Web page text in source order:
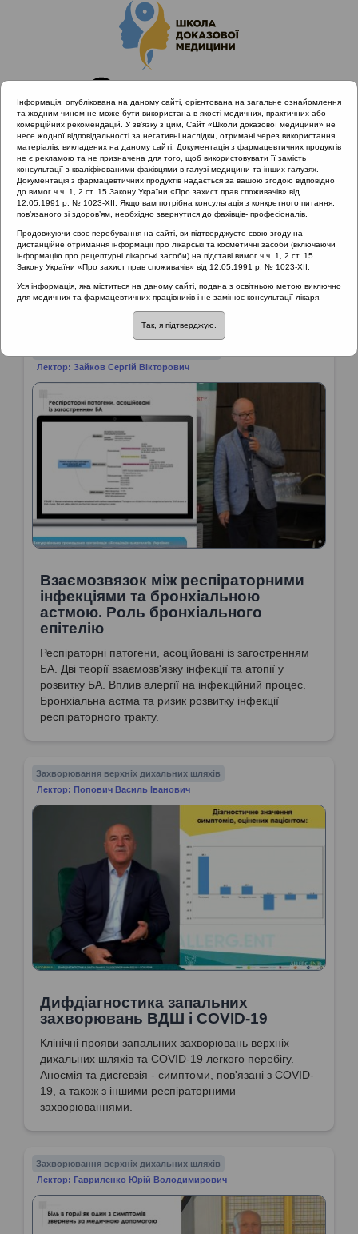
Головна
Матеріали за МКХ-11
12 Хвороби органів дихання
Матеріали за МКХ-11::12 Хвороби органів
дихання
Рубрика:
12 Хвороби органів дихання
Лектор: Зайков Сергій Вікторович
Взаємозвязок між респіраторними
інфекціями та бронхіальною
астмою. Роль бронхіального
епітелію
Респіраторні патогени, асоційовані із загостренням
БА. Дві теорії взаємозв'язку інфекції та атопії у
розвитку БА. Вплив алергії на інфекційний процес.
Бронхіальна астма та ризик розвитку інфекції
респіраторного тракту.
Захворювання верхніх дихальних шляхів
Лектор: Попович Василь Іванович
Дифдіагностика запальних
захворювань ВДШ і COVID-19
Клінічні прояви запальних захворювань верхніх
дихальних шляхів та COVID-19 легкого перебігу.
Аносмія та дисгевзія - симптоми, пов'язані з COVID-
19, а також з іншими респіраторними
захворюваннями.
Захворювання верхніх дихальних шляхів
Лектор: Гавриленко Юрій Володимирович
Інформація, опублікована на даному сайті, орієнтована на загальне ознайомлення
та жодним чином не може бути використана в якості медичних, практичних або
комерційних рекомендацій. У зв’язку з цим, Сайт «Школи доказової медицини» не
несе жодної відповідальності за негативні наслідки, отримані через використання
матеріалів, викладених на даному сайті. Документація з фармацевтичних продуктів
не є рекламою та не призначена для того, щоб використовувати її замість
консультації з кваліфікованими фахівцями в галузі медицини та інших галузях.
Документація з фармацевтичних продуктів надається за вашою згодою відповідно
до вимог ч.ч. 1, 2 ст. 15 Закону України «Про захист прав споживачів» від
12.05.1991 р. № 1023-XII. Якщо вам потрібна консультація з конкретного питання,
пов’язаного зі здоров’ям, необхідно звернутися до фахівців- професіоналів.
Продовжуючи своє перебування на сайті, ви підтверджуєте свою згоду на
дистанційне отримання інформації про лікарські та косметичні засоби (включаючи
інформацію про рецептурні лікарські засоби) на підставі вимог ч.ч. 1, 2 ст. 15
Закону України «Про захист прав споживачів» від 12.05.1991 р. № 1023-XII.
Уся інформація, яка міститься на даному сайті, подана з освітньою метою виключно
для медичних та фармацевтичних працівників і не замінює консультації лікаря.
Так, я підтверджую.